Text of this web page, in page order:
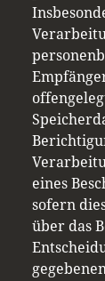
eines
sofern
über das